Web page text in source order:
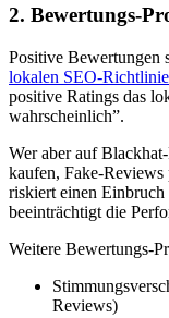
2. Bewertungs-
Positive Bewertungen
lokalen SEO-
positive Ratings das
wahrscheinlich”.
Wer aber auf
kaufen, Fake-Reviews
riskiert einen
beeinträchtigt die
Weitere Bewertungs-
Reviews)